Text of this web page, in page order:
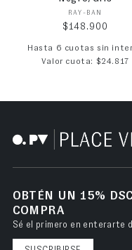
Proveedor:
RAY-BAN
Precio habitual
$148.900
Hasta 6 cuotas sin
Valor cuota: $24.817
OBTÉN UN 15%
COMPRA
Sé el primero en enterarte